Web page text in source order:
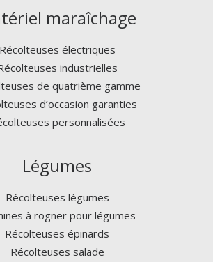
maraîchage
Récolteuses électriques
industrielles
de quatrième gamme
d’occasion garanties
personnalisées
Légumes
Récolteuses légumes
à rogner pour légumes
Récolteuses épinards
Récolteuses salade